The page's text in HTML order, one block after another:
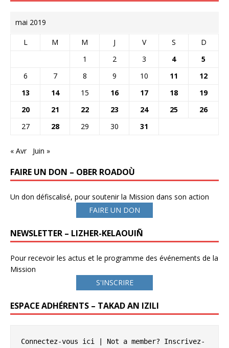
mai 2019
L M M J V S
D
1
2 3 4
5
6
7 8 9 10 11
12
13
14 15 16 17 18
19
20
21 22 23 24 25
26
27
28 29 30 31
« Avr Juin »
FAIRE UN DON – OBER ROADOÙ
Un don défiscalisé, pour soutenir la Mission dans son action
FAIRE UN DON
NEWSLETTER – LIZHER-KELAOUIÑ
Pour recevoir les actus et le programme des événements de la
Mission
S'INSCRIRE
ESPACE ADHÉRENTS – TAKAD AN IZILI
Connectez-vous ici | Not a member? Inscrivez-